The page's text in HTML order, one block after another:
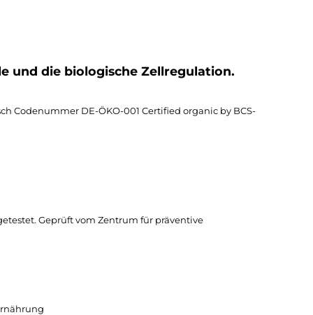
und die biologische Zellregulation.
Codenummer DE-ÖKO-001 Certified organic by BCS-
Geprüft vom Zentrum für präventive